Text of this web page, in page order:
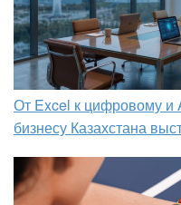
От Excel к цифровому и
бизнесу Казахстана